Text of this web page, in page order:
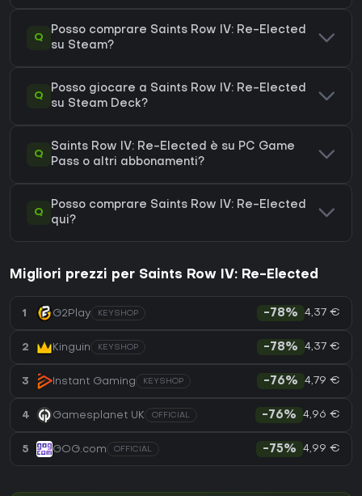
Q
Posso comprare Saints Row IV: Re-Elected
su Steam?
Q
Posso giocare a Saints Row IV: Re-Elected
su Steam Deck?
Q
Saints Row IV: Re-Elected è su PC Game
Pass o altri abbonamenti?
Q
Posso comprare Saints Row IV: Re-Elected
qui?
Migliori prezzi per Saints Row IV: Re-Elected
1 G2Play KEYSHOP -78% 4,37 €
2 Kinguin KEYSHOP -78% 4,37 €
3 Instant Gaming KEYSHOP -76% 4,79 €
4 Gamesplanet UK OFFICIAL -76% 4,96 €
5 GOG.com OFFICIAL -75% 4,99 €